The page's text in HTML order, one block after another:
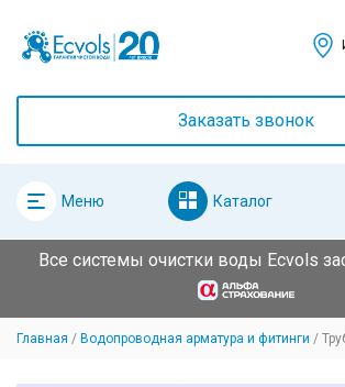
Заказать звонок
Меню Каталог
Все системы очистки воды Ecvols
Главная Водопроводная арматура и фитинги